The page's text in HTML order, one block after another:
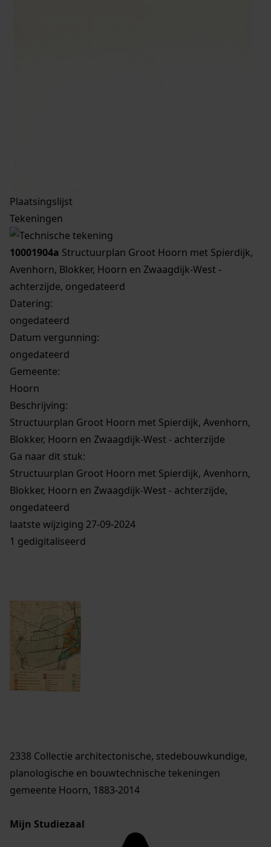
Plaatsingslijst
Tekeningen
10001904a Structuurplan Groot Hoorn met Spierdijk,
Avenhorn, Blokker, Hoorn en Zwaagdijk-West -
achterzijde, ongedateerd
Datering:
ongedateerd
Datum vergunning:
ongedateerd
Gemeente:
Hoorn
Beschrijving:
Structuurplan Groot Hoorn met Spierdijk, Avenhorn,
Blokker, Hoorn en Zwaagdijk-West - achterzijde
Ga naar dit stuk:
Structuurplan Groot Hoorn met Spierdijk, Avenhorn,
Blokker, Hoorn en Zwaagdijk-West - achterzijde,
ongedateerd
laatste wijziging 27-09-2024
1 gedigitaliseerd
2338 Collectie architectonische, stedebouwkundige,
planologische en bouwtechnische tekeningen
gemeente Hoorn, 1883-2014
Mijn Studiezaal